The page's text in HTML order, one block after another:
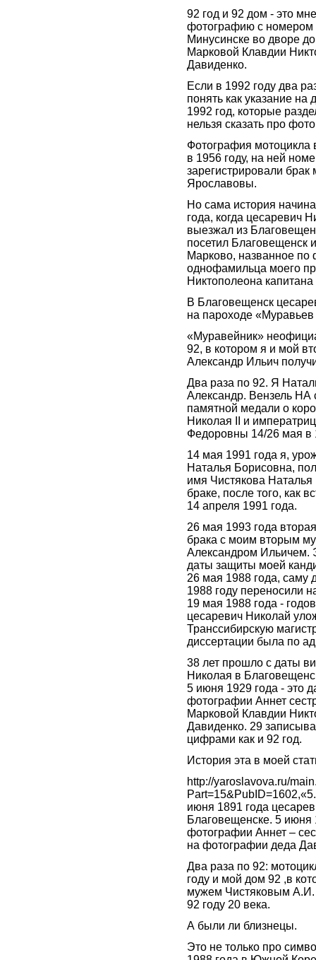
92 год и 92 дом - это
фотографию с номером
Минусинске во дворе
Марковой Клавдии
Давиденко.
Если в 1992 году два
понять как указание на
1992 год, которые
нельзя сказать про
Фотография мотоцикла
в 1956 году, на ней
зарегистрировали брак
Ярославовы.
Но сама история
года, когда цесаревич
выезжал из
посетил Благовещенск
Марково, названное
однофамильца моего
Никтополеона
В Благовещенск
на пароходе
«Муравейник»
92, в котором я и мой
Александр Ильич
Два раза по 92. Я
Александр. Вензель НА
памятной медали о
Николая II и
Федоровны 14/26 мая в
14 мая 1991 года я,
Наталья Борисовна,
имя Чистякова
браке, после того, как
14 апреля 1991 года.
26 мая 1993 года
брака с моим вторым
Александром Ильичем.
даты защиты моей
26 мая 1988 года, саму
1988 году переносили
19 мая 1988 года -
цесаревич Николай
Транссибирскую
диссертации была по
38 лет прошло с даты
Николая в
5 июня 1929 года - это
фотографии Аннет
Марковой Клавдии
Давиденко. 29
цифрами как и 92 год.
История эта в моей
http://yaroslavova.ru/
июня 1891 года
Благовещенске. 5 июня
фотографии Аннет –
на фотографии деда
Два раза по 92:
году и мой дом 92 ,в
мужем Чистяковым А.И.
92 году 20 века.
А были ли близнецы.
Это не только про